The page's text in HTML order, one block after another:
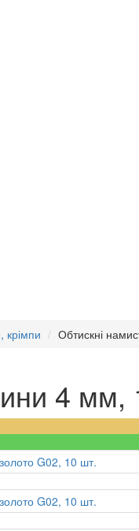
крімпи Обтискні
4 мм,